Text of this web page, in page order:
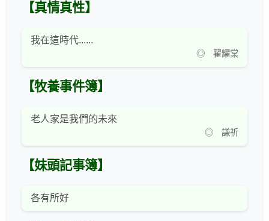
【真情真性】
我在這時代......
◎ 翟耀棠
【牧養事件簿】
老人家是我們的未來
◎ 謙祈
【妹頭記事簿】
各有所好